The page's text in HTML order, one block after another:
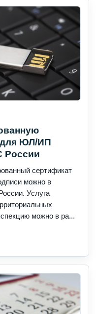
для ЮЛ/ИП
России
сертификат
можно в
Услуга
можно в ра...